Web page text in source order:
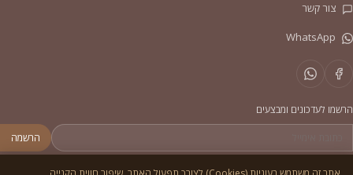
צור קשר
הרשמו לעדכונים ומבצעים
הרשמה